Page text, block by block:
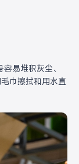
易堆积灰尘、
巾擦拭和用水直